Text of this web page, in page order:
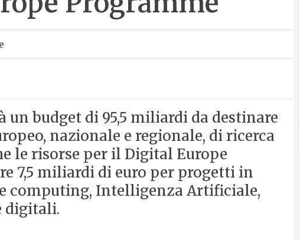
un budget di 95,5 miliardi da destinare
nazionale e regionale, di ricerca
le risorse per il Digital Europe
7,5 miliardi di euro per progetti in
computing, Intelligenza Artificiale,
digitali.